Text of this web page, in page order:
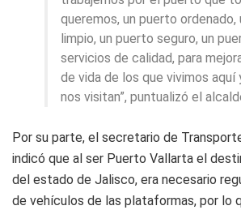
queremos, un puerto ordenado,
limpio, un puerto seguro, un
servicios de calidad, para
de vida de los que vivimos aquí
nos visitan”, puntualizó el
Por su parte, el secretario de
indicó que al ser Puerto Vallarta el
del estado de Jalisco, era necesario
de vehículos de las plataformas, por lo